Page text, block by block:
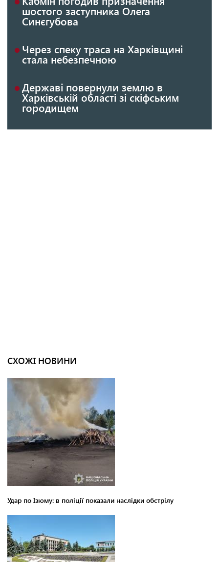
шостого заступника Олега
Синєгубова
Через спеку траса на Харківщині
стала небезпечною
Державі повернули землю в
Харківській області зі скіфським
городищем
СХОЖІ НОВИНИ
Удар по Ізюму: в поліції показали наслідки обстрілу